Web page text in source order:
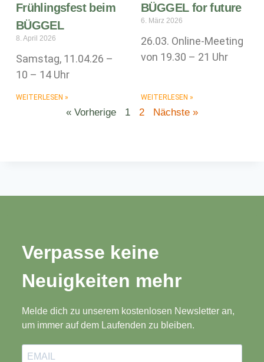
Frühlingsfest beim
BÜGGEL
8. April 2026
Samstag, 11.04.26 –
10 – 14 Uhr
WEITERLESEN »
BÜGGEL for future
6. März 2026
26.03. Online-Meeting
von 19.30 – 21 Uhr
WEITERLESEN »
« Vorherige 1 2 Nächste »
Verpasse keine
Neuigkeiten mehr
Melde dich zu unserem kostenlosen Newsletter an,
um immer auf dem Laufenden zu bleiben.